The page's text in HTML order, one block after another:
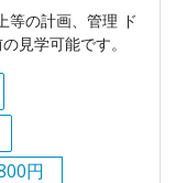
等の計画、管理 ド
見学可能です。
円